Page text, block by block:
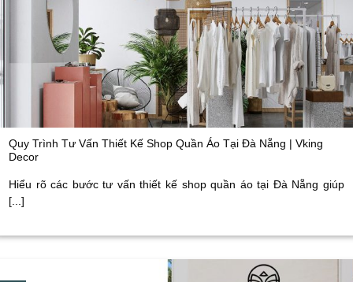
Quy Trình Tư Vấn Thiết Kế Shop Quần Áo Tại Đà Nẵng | Vking
Decor
Hiểu rõ các bước tư vấn thiết kế shop quần áo tại Đà Nẵng giúp
[...]